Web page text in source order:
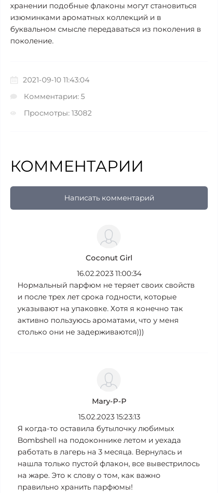
хранении подобные флаконы могут становиться
изюминками ароматных коллекций и в
буквальном смысле передаваться из поколения в
поколение.
2021-09-10 11:43:04
Комментарии: 5
Просмотры: 13082
КОММЕНТАРИИ
Написать комментарий
Coconut Girl
16.02.2023 11:00:34
Нормальный парфюм не теряет своих свойств
и после трех лет срока годности, которые
указывают на упаковке. Хотя я конечно так
активно пользуюсь ароматами, что у меня
столько они не задерживаются)))
Mary-P-P
15.02.2023 15:23:13
Я когда-то оставила бутылочку любимых
Bombshell на подоконнике летом и уехада
работать в лагерь на 3 месяца. Вернулась и
нашла только пустой флакон, все вывестрилось
на жаре. Это к слову о том, как важно
правильно хранить парфюмы!